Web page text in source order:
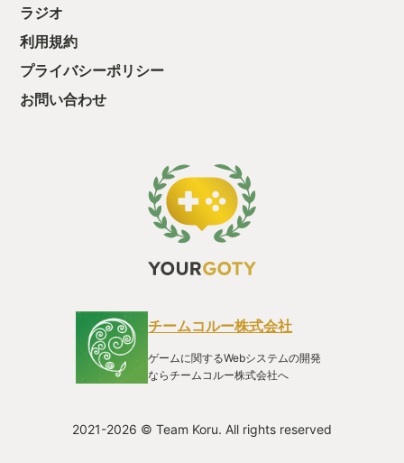
素敵な笑顔で出迎えてくれますよ。サイトに書かれているメッ
島』は、のろわれた島を探索しながらナゾを解く一人称視点3D
作り名人）が言うんだから、まちがいナシ！ ——— ほらね？
ゲーム作り名人が言ってるんだから間違いありません！ 今す
ぐ調査メモをデコりましょう！
ラジオ
利用規約
プライバシーポリシー
お問い合わせ
チームコルー株式会社
ゲームに関するWebシステムの開発
ならチームコルー株式会社へ
2021-2026 © Team Koru. All rights reserved